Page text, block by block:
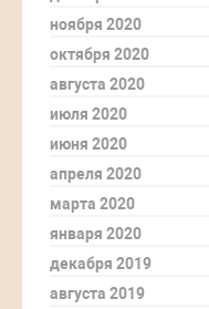
ноября 2020
октября 2020
августа 2020
июля 2020
июня 2020
апреля 2020
марта 2020
января 2020
декабря 2019
августа 2019